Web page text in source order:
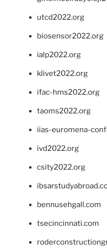
utcd2022.org
biosensor2022.org
ialp2022.org
klivet2022.org
ifac-hms2022.org
taoms2022.org
iias-euromena-
ivd2022.org
csity2022.org
bennusehgall.com
tsecincinnati.com